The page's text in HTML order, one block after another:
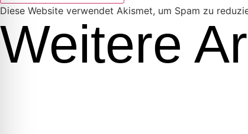
Diese Website verwendet Akismet, um Spam zu
Weitere